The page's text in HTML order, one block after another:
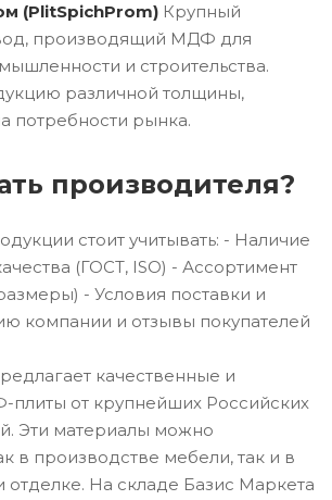
(PlitSpichProm) Крупный
производящий МДФ для
и строительства.
различной толщины,
потребности рынка.
производителя?
стоит учитывать: - Наличие
(ГОСТ, ISO) - Ассортимент
- Условия поставки и
компании и отзывы покупателей
качественные и
от крупнейших Российских
Эти материалы можно
в производстве мебели, так и в
отделке. На складе Базис Маркета